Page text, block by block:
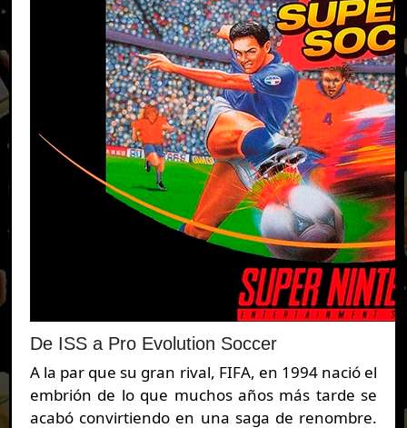
De ISS a Pro Evolution Soccer
A la par que su gran rival, FIFA, en 1994 nació el
embrión de lo que muchos años más tarde se
acabó convirtiendo en una saga de renombre.